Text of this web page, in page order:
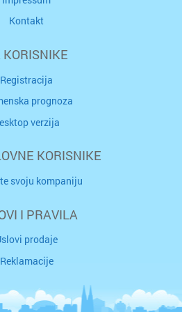
Kontakt
KORISNIKE
Registracija
prognoza
verzija
KORISNIKE
svoju kompaniju
I PRAVILA
prodaje
Reklamacije